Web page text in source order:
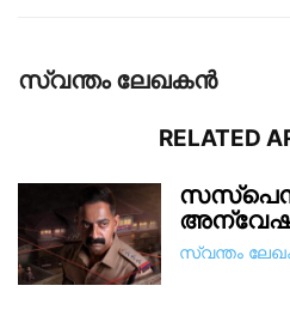
സ്വന്തം ലേഖകന്‍
RELATED
സ്വന്തം